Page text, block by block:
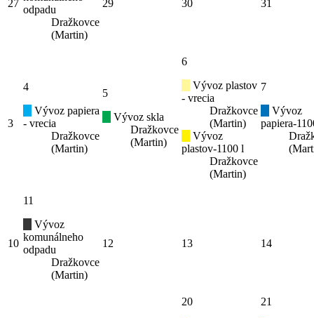
27
odpadu
Dražkovce
(Martin)
29 30 31
3
4
Vývoz papiera
- vrecia
Dražkovce
(Martin)
5
Vývoz skla
Dražkovce
(Martin)
6
Vývoz plastov
- vrecia
Dražkovce
(Martin)
Vývoz
plastov-1100 l
Dražkovce
(Martin)
7
Vývoz
papiera-
10
11
Vývoz
komunálneho
odpadu
Dražkovce
(Martin)
12 13 14
20
21